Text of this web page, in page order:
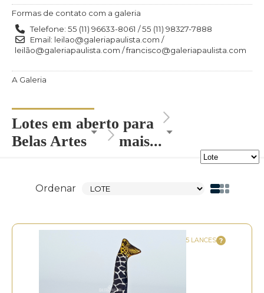
Formas de contato com a galeria
Telefone: 55 (11) 96633-8061 / 55 (11) 98327-7888
Email: leilao@galeriapaulista.com /
leilão@galeriapaulista.com / francisco@galeriapaulista.com
A Galeria
Lotes em aberto para
Belas Artes
mais...
Ordenar
5 LANCES